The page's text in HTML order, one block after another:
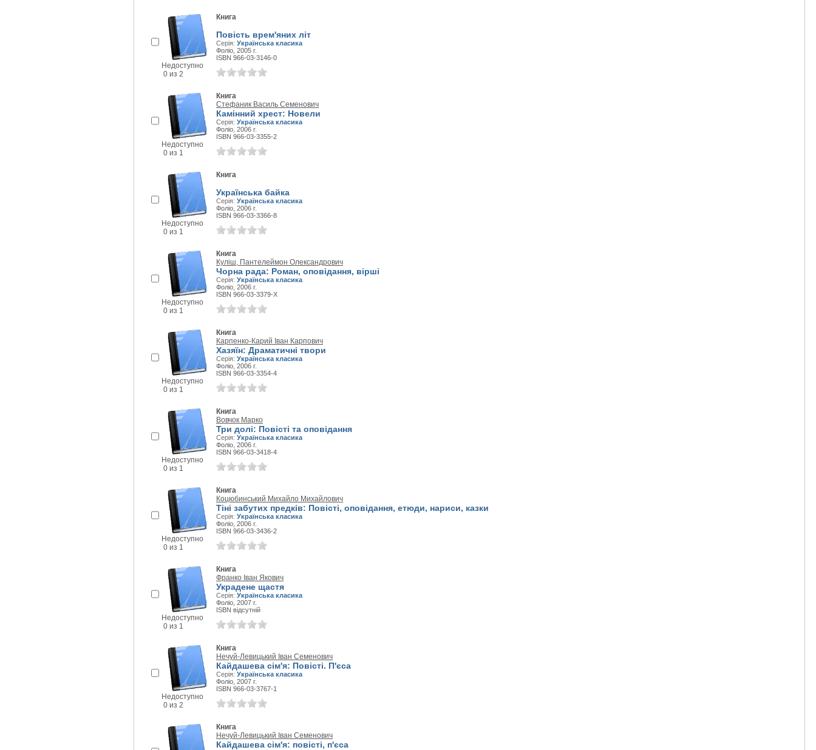
Недоступно
0 из 2
Книга
Повість врем'яних літ
Серія: Українська класика
Фоліо, 2005 г.
ISBN 966-03-3146-0
Недоступно
0 из 1
Книга
Стефаник Василь Семенович
Камінний хрест: Новели
Серія: Українська класика
Фоліо, 2006 г.
ISBN 966-03-3355-2
Недоступно
0 из 1
Книга
Українська байка
Серія: Українська класика
Фоліо, 2006 г.
ISBN 966-03-3366-8
Недоступно
0 из 1
Книга
Куліш, Пантелеймон Олександрович
Чорна рада: Роман, оповідання, вірші
Серія: Українська класика
Фоліо, 2006 г.
ISBN 966-03-3379-X
Недоступно
0 из 1
Книга
Карпенко-Карий Іван Карпович
Хазяїн: Драматичні твори
Серія: Українська класика
Фоліо, 2006 г.
ISBN 966-03-3354-4
Недоступно
0 из 1
Книга
Вовчок Марко
Три долі: Повісті та оповідання
Серія: Українська класика
Фоліо, 2006 г.
ISBN 966-03-3418-4
Недоступно
0 из 1
Книга
Коцюбинський Михайло Михайлович
Тіні забутих предків: Повісті, оповідання, етюди, нариси, казки
Серія: Українська класика
Фоліо, 2006 г.
ISBN 966-03-3436-2
Недоступно
0 из 1
Книга
Франко Іван Якович
Украдене щастя
Серія: Українська класика
Фоліо, 2007 г.
ISBN відсутній
Недоступно
0 из 2
Книга
Нечуй-Левицький Іван Семенович
Кайдашева сім'я: Повісті. П'єса
Серія: Українська класика
Фоліо, 2007 г.
ISBN 966-03-3767-1
Книга
Нечуй-Левицький Іван Семенович
Кайдашева сім'я: повісті, п'єса